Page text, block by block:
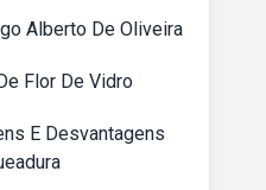
Alberto De Oliveira
Flor De Vidro
E Desvantagens